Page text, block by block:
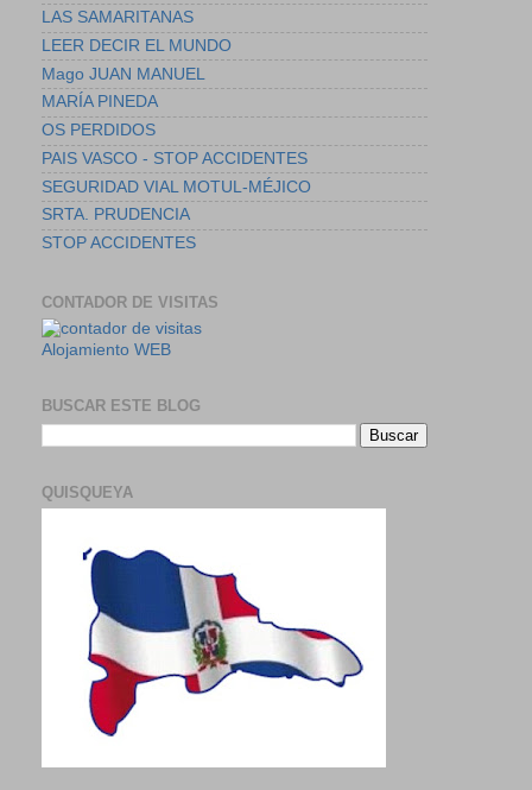
LAS SAMARITANAS
LEER DECIR EL MUNDO
Mago JUAN MANUEL
MARÍA PINEDA
OS PERDIDOS
PAIS VASCO - STOP ACCIDENTES
SEGURIDAD VIAL MOTUL-MÉJICO
SRTA. PRUDENCIA
STOP ACCIDENTES
CONTADOR DE VISITAS
Alojamiento WEB
BUSCAR ESTE BLOG
QUISQUEYA